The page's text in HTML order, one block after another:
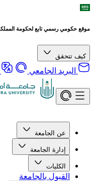
موقع حكومي رسمي تابع لحكومة المملكة
كيف تتحقق
البريد الجامعي
عن الجامعة
إدارة الجامعة
الكليات
القبول بالجامعة